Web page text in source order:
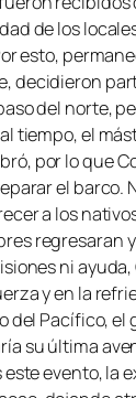
de los
esto,
decidieron
del norte,
tiempo, el
por lo que
el barco.
a los
regresaran
ni
y en la
del Pacífico, el
su última
este evento, la